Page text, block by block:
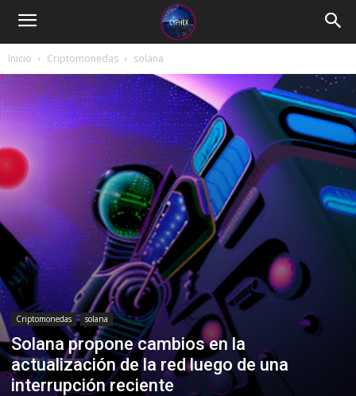
Inicio Criptomonedas solana
Criptomonedas solana
Solana propone cambios en la
actualización de la red luego de una
interrupción reciente